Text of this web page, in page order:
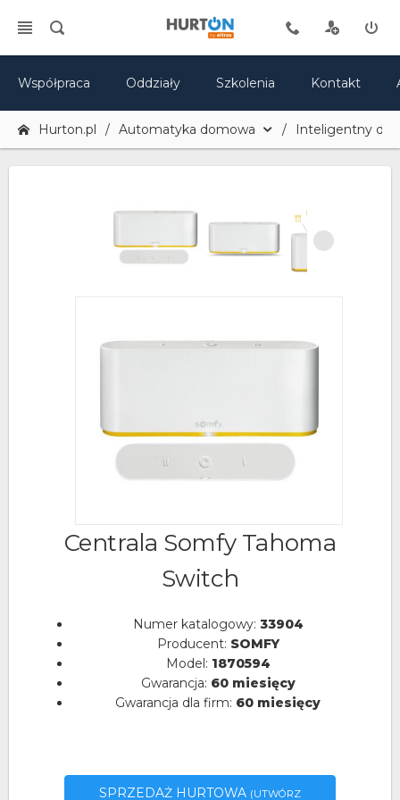
Współpraca Oddziały Szkolenia Kontakt
Hurton.pl Automatyka domowa Inteligentny
Centrala Somfy Tahoma
Switch
Numer katalogowy: 33904
Producent: SOMFY
Model: 1870594
Gwarancja: 60 miesięcy
Gwarancja dla firm: 60 miesięcy
SPRZEDAŻ HURTOWA (UTWÓRZ